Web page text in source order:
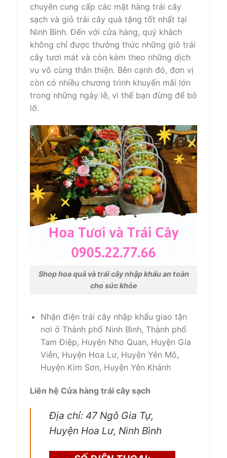
chuyên cung cấp các mặt hàng trái cây
sạch và giỏ trái cây quà tặng tốt nhất tại
Ninh Bình. Đến với cửa hàng, quý khách
không chỉ được thưởng thức những giỏ trái
cây tươi mát và còn kèm theo những dịch
vụ vô cùng thân thiện. Bên cạnh đó, đơn vị
còn có nhiều chương trình khuyến mãi lớn
trong những ngày lễ, vì thế bạn đừng để bỏ
lỡ.
Shop hoa quả và trái cây nhập khẩu an toàn
cho sức khỏe
Nhận điện trái cây nhập khẩu giao tận
nơi ở Thành phố Ninh Bình, Thành phố
Tam Điệp, Huyện Nho Quan, Huyện Gia
Viễn, Huyện Hoa Lư, Huyện Yên Mô,
Huyện Kim Sơn, Huyện Yên Khánh
Liên hệ Cửa hàng trái cây sạch
Địa chỉ: 47 Ngô Gia Tự,
Huyện Hoa Lư, Ninh Bình